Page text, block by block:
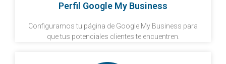
Perfil Google My Business
Configuramos tu página de Google My Business para
que tus potenciales clientes te encuentren.